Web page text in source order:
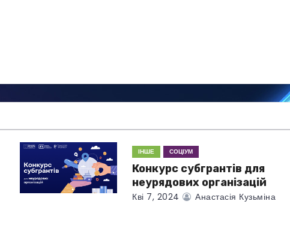
ІНШЕ СОЦІУМ
Конкурс субгрантів для
неурядових організацій
Кві 7, 2024 Анастасія Кузьміна